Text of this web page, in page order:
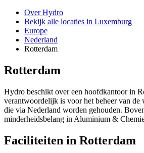
Over Hydro
Bekijk alle locaties in Luxemburg
Europe
Nederland
Rotterdam
Rotterdam
Hydro beschikt over een hoofdkantoor in
verantwoordelijk is voor het beheer van de
die via Nederland worden gehouden.
minderheidsbelang in Aluminium &
Faciliteiten in Rotterdam